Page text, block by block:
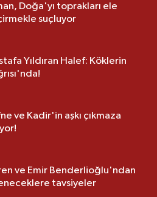
Doğa'yı toprakları ele
suçluyor
Yıldıran Halef: Köklerin
ve Kadir'in aşkı çıkmaza
ve Emir Benderlioğlu'ndan
tavsiyeler